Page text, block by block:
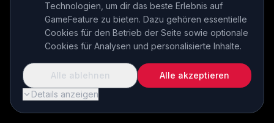
INSERT COIN TO CONTINUE...
Technologien, um dir das beste Erlebnis auf
GameFeature zu bieten. Dazu gehören essentielle
Cookies für den Betrieb der Seite sowie optionale
Cookies für Analysen und personalisierte Inhalte.
Details anzeigen
Alle ablehnen Alle akzeptieren